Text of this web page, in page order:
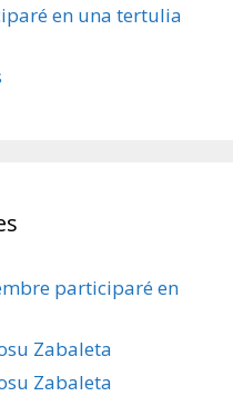
en una tertulia
participaré en
Zabaleta
Zabaleta